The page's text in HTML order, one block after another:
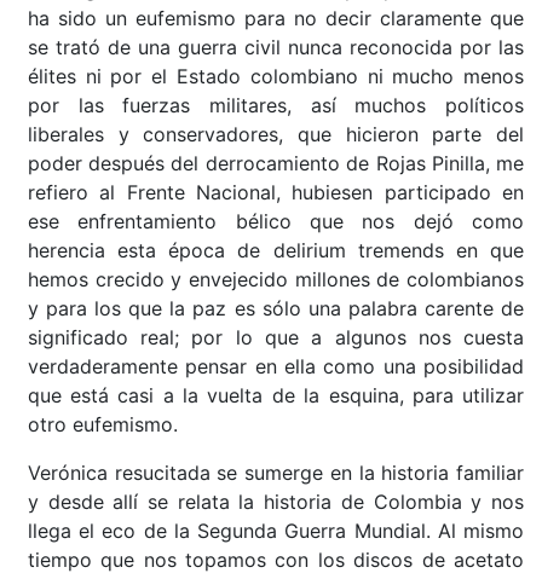
ha sido un eufemismo para no decir claramente que
se trató de una guerra civil nunca reconocida por las
élites ni por el Estado colombiano ni mucho menos
por las fuerzas militares, así muchos políticos
liberales y conservadores, que hicieron parte del
poder después del derrocamiento de Rojas Pinilla, me
refiero al Frente Nacional, hubiesen participado en
ese enfrentamiento bélico que nos dejó como
herencia esta época de delirium tremends en que
hemos crecido y envejecido millones de colombianos
y para los que la paz es sólo una palabra carente de
significado real; por lo que a algunos nos cuesta
verdaderamente pensar en ella como una posibilidad
que está casi a la vuelta de la esquina, para utilizar
otro eufemismo.
Verónica resucitada se sumerge en la historia familiar
y desde allí se relata la historia de Colombia y nos
llega el eco de la Segunda Guerra Mundial. Al mismo
tiempo que nos topamos con los discos de acetato